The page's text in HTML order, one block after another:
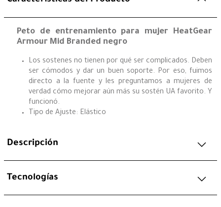
Peto de entrenamiento para mujer HeatGear
Armour Mid Branded negro
Los sostenes no tienen por qué ser complicados. Deben
ser cómodos y dar un buen soporte. Por eso, fuimos
directo a la fuente y les preguntamos a mujeres de
verdad cómo mejorar aún más su sostén UA favorito. Y
funcionó.
Tipo de Ajuste: Elástico
Descripción
Tecnologías